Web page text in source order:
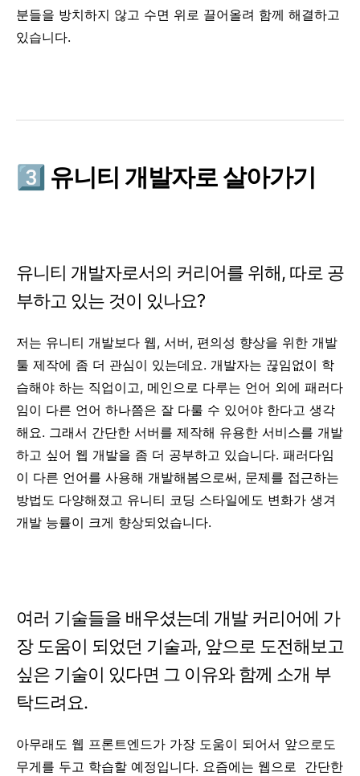
분들을 방치하지 않고 수면 위로 끌어올려 함께 해결하고
있습니다.
3️⃣ 유니티 개발자로 살아가기
유니티 개발자로서의 커리어를 위해, 따로 공
부하고 있는 것이 있나요?
저는 유니티 개발보다 웹, 서버, 편의성 향상을 위한 개발
툴 제작에 좀 더 관심이 있는데요. 개발자는 끊임없이 학
습해야 하는 직업이고, 메인으로 다루는 언어 외에 패러다
임이 다른 언어 하나쯤은 잘 다룰 수 있어야 한다고 생각
해요. 그래서 간단한 서버를 제작해 유용한 서비스를 개발
하고 싶어 웹 개발을 좀 더 공부하고 있습니다. 패러다임
이 다른 언어를 사용해 개발해봄으로써, 문제를 접근하는
방법도 다양해졌고 유니티 코딩 스타일에도 변화가 생겨
개발 능률이 크게 향상되었습니다.
여러 기술들을 배우셨는데 개발 커리어에 가
장 도움이 되었던 기술과, 앞으로 도전해보고
싶은 기술이 있다면 그 이유와 함께 소개 부
탁드려요.
아무래도 웹 프론트엔드가 가장 도움이 되어서 앞으로도
무게를 두고 학습할 예정입니다. 요즘에는 웹으로 간단한